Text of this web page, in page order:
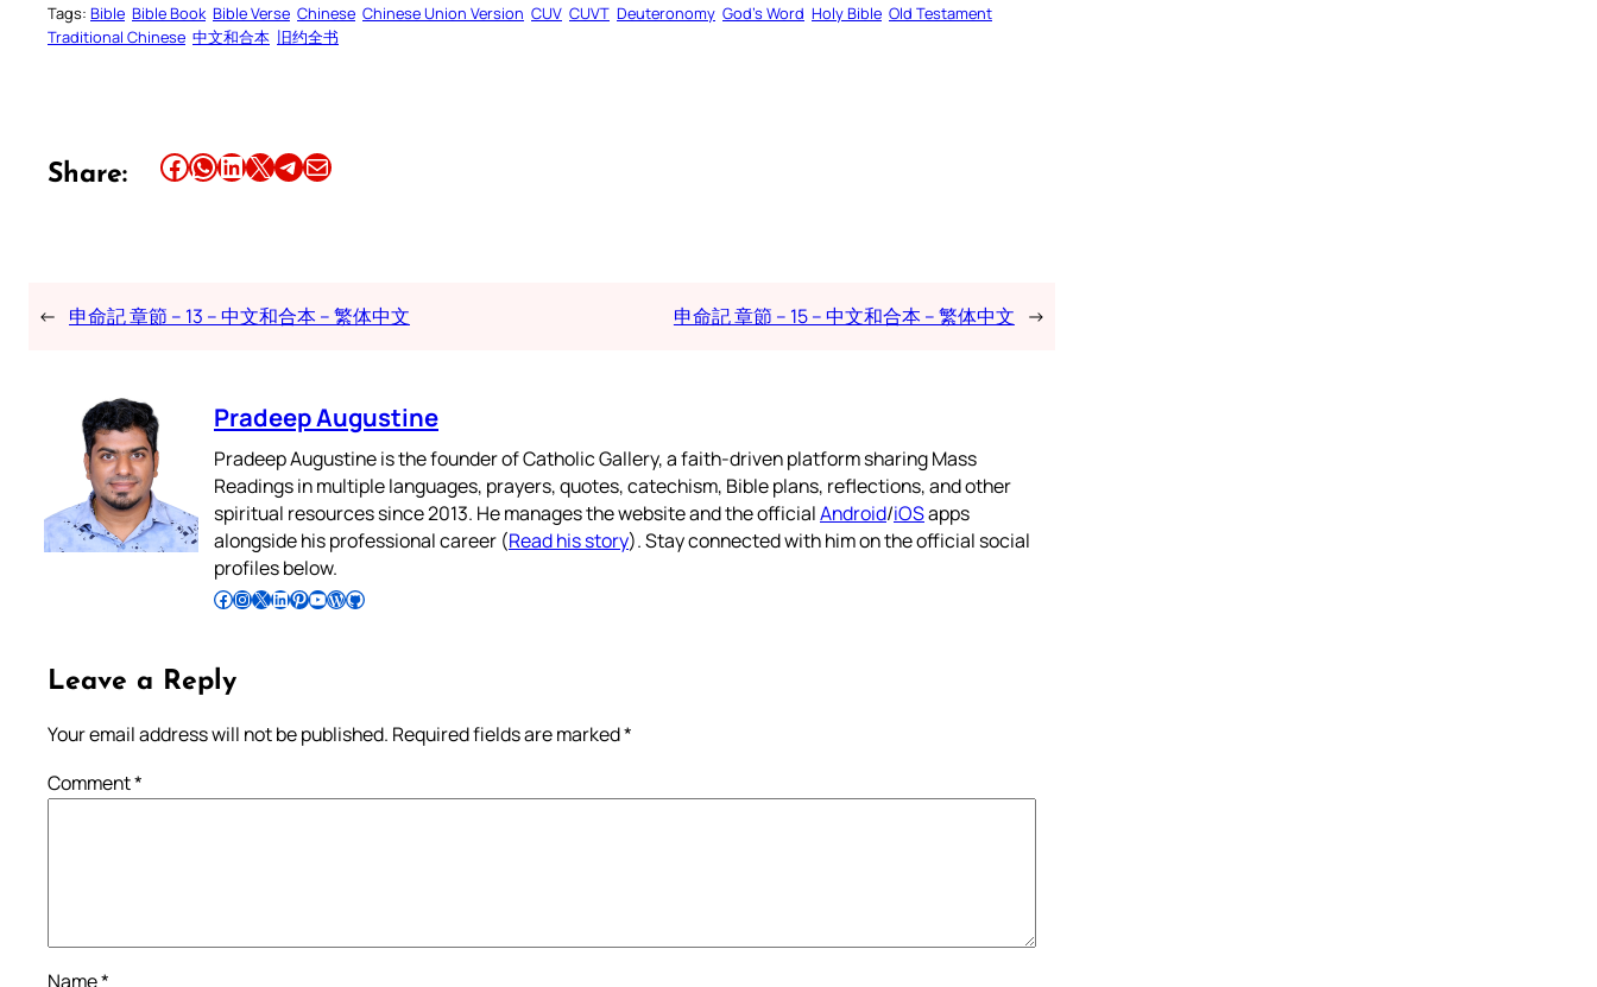
Tags: Bible Bible Book Bible Verse Chinese Chinese Union Version CUV CUVT Deuteronomy God’s Word Holy Bible Old Testament
Traditional Chinese 中文和合本 旧约全书
Share: Share this article on Facebook Share this article on WhatsApp Share this article on LinkedIn Share this article on X Share this article on TelegramEmail this Article
← 申命記 章節 – 13 – 中文和合本 – 繁体中文 申命記 章節 – 15 – 中文和合本 – 繁体中文 →
Pradeep Augustine
Pradeep Augustine is the founder of Catholic Gallery, a faith-driven platform sharing Mass
Readings in multiple languages, prayers, quotes, catechism, Bible plans, reflections, and other
spiritual resources since 2013. He manages the website and the officialAndroid/iOSapps
alongside his professional career (Read his story). Stay connected with him on the official social
profiles below.
Follow Pradeep on Facebook Follow Pradeep on InstagramFollow Pradeep on X Follow Pradeep on LinkedIn Follow Pradeep on Pinterest Subscribe to Pradeep’s Youtube Channel Follow Pradeep on WordPress Follow Pradeep on GitHub
Leave a Reply
Your email address will not be published. Required fields are marked*
Comment*
Name*